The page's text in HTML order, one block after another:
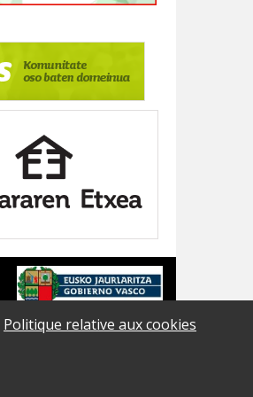
Politique relative aux cookies